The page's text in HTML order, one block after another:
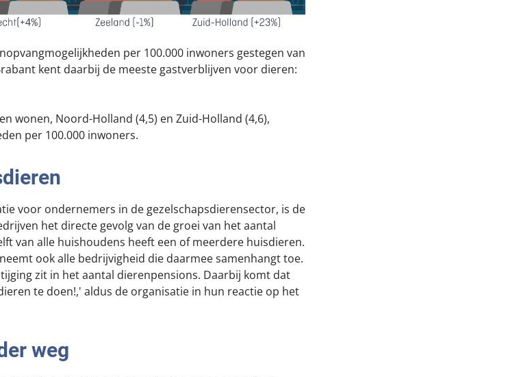
per 100.000 inwoners gestegen van
kent daarbij de meeste gastverblijven voor dieren:
wonen, Noord-Holland (4,5) en Zuid-Holland (4,6),
per 100.000 inwoners.
voor ondernemers in de gezelschapsdierensector, is de
het directe gevolg van de groei van het aantal
van alle huishoudens heeft een of meerdere huisdieren.
ook alle bedrijvigheid die daarmee samenhangt toe.
zit in het aantal dierenpensions. Daarbij komt dat
te doen!,' aldus de organisatie in hun reactie op het
weg